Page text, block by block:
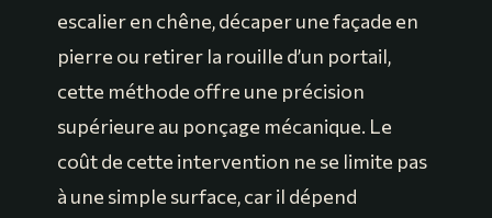
escalier en chêne, décaper une façade en
pierre ou retirer la rouille d’un portail,
cette méthode offre une précision
supérieure au ponçage mécanique. Le
coût de cette intervention ne se limite pas
à une simple surface, car il dépend